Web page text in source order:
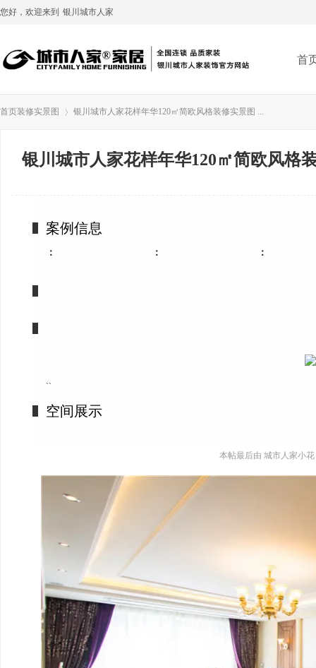
您好，欢迎来到 银川城市人家
首
首页装修实景图 银川城市人家花样年华120㎡简欧风格装修实景图 ...
银川城市人家花样年华120㎡简欧风格
案例信息
： ： ：
``
空间展示
本帖最后由 城市人家小花